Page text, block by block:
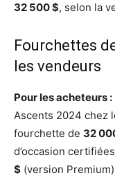
32 500 $, selon la
Fourchettes
les vendeurs
Pour les acheteurs :
Ascents 2024 chez
fourchette de 32
d’occasion
$ (version Premium)